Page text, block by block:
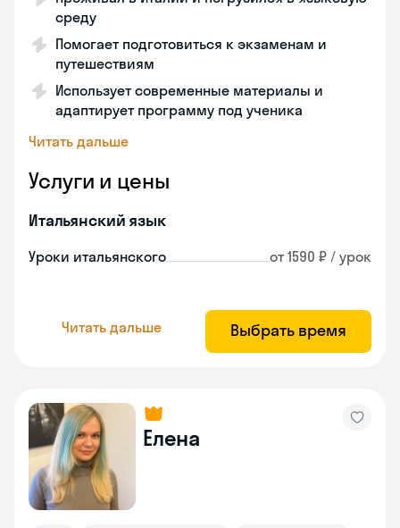
среду
Помогает подготовиться к экзаменам и
путешествиям
Использует современные материалы и
адаптирует программу под ученика
Читать дальше
Услуги и цены
Итальянский язык
Уроки итальянского от 1590 ₽ / урок
Читать дальше Выбрать время
Елена